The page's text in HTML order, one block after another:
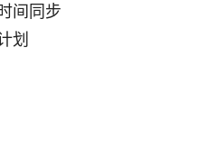
间同步
划